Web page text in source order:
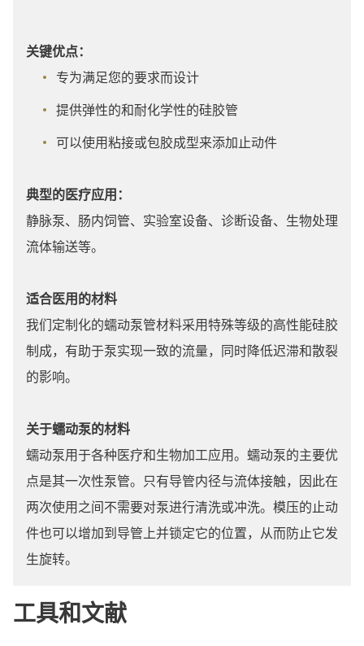
关键优点：
专为满足您的要求而设计
提供弹性的和耐化学性的硅胶管
可以使用粘接或包胶成型来添加止动件
典型的医疗应用：
静脉泵、肠内饲管、实验室设备、诊断设备、生物处理
流体输送等。
适合医用的材料
我们定制化的蠕动泵管材料采用特殊等级的高性能硅胶
制成，有助于泵实现一致的流量，同时降低迟滞和散裂
的影响。
关于蠕动泵的材料
蠕动泵用于各种医疗和生物加工应用。蠕动泵的主要优
点是其一次性泵管。只有导管内径与流体接触，因此在
两次使用之间不需要对泵进行清洗或冲洗。模压的止动
件也可以增加到导管上并锁定它的位置，从而防止它发
生旋转。
工具和文献